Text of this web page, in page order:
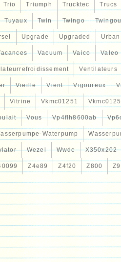
Trio Triumph Trucktec Trucs
Tuyaux Twin Twingo
Upgrade Upgraded Urban
Vacuum Vaico Valeo
Ventilateurs
Vieille Vient Vigoureux
Vitrine Vkmc01251
Vous Vp4flh8600ab
Waterpump
Wezel Wwdc X350x202
Z4e89 Z4f20 Z800